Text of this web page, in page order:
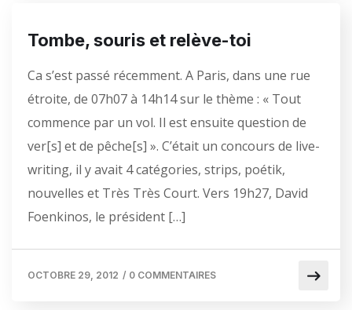
Tombe, souris et relève-toi
Ca s’est passé récemment. A Paris, dans une rue
étroite, de 07h07 à 14h14 sur le thème : « Tout
commence par un vol. Il est ensuite question de
ver[s] et de pêche[s] ». C’était un concours de live-
writing, il y avait 4 catégories, strips, poétik,
nouvelles et Très Très Court. Vers 19h27, David
Foenkinos, le président […]
OCTOBRE 29, 2012 / 0 COMMENTAIRES